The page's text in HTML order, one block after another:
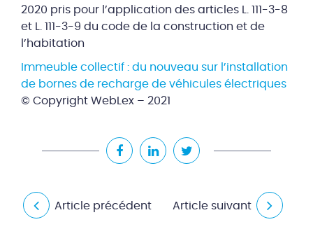
2020 pris pour l’application des articles L. 111-3-8
et L. 111-3-9 du code de la construction et de
l’habitation
Immeuble collectif : du nouveau sur l’installation
de bornes de recharge de véhicules électriques
© Copyright WebLex – 2021
Article précédent Article suivant